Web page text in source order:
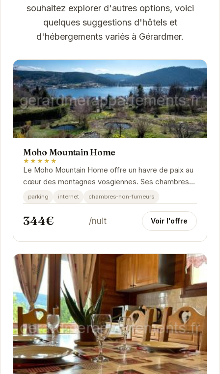
souhaitez explorer d'autres options, voici
quelques suggestions d'hôtels et
d'hébergements variés à Gérardmer.
Moho Mountain Home
★★★★★
Le Moho Mountain Home offre un havre de paix au
cœur des montagnes vosgiennes. Ses chambres
élégantes et confortables sont équipées pour...
parking internet chambres-non-fumeurs
344€ /nuit Voir l'offre